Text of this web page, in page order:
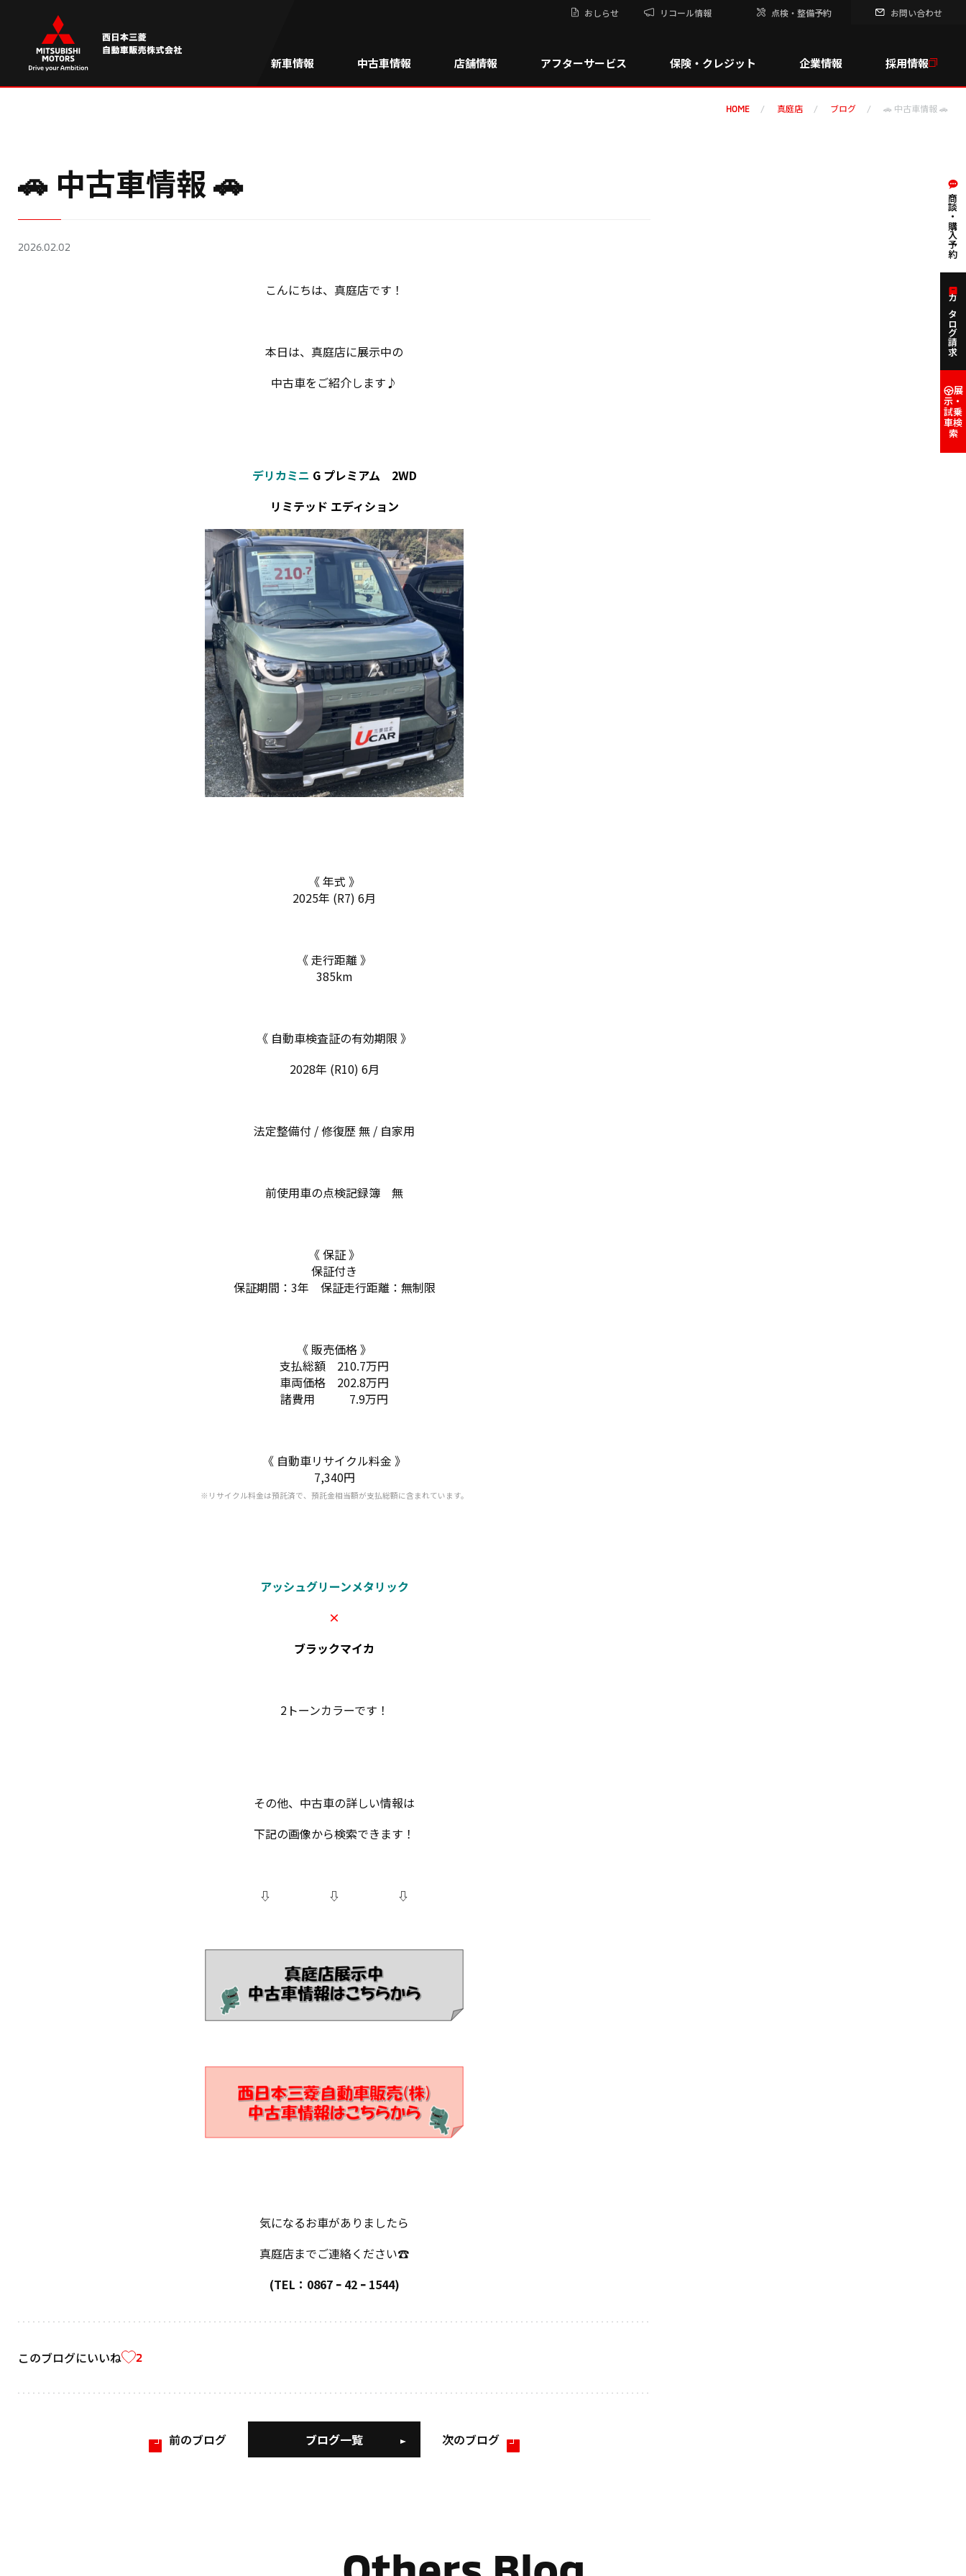
おしらせ リコール情報 点検・整備予約 お問い合わせ
新車情報 中古車情報 店舗情報 アフターサービス 保険・クレジット 企業情報 採用情報
HOME 真庭店 ブログ 🚗 中古車情報 🚗
🚗 中古車情報 🚗
2026.02.02
こんにちは、真庭店です！
本日は、真庭店に展示中の
中古車をご紹介します♪
デリカミニ G プレミアム 2WD
リミテッド エディション
《 年式 》
2025年 (R7) 6月
《 走行距離 》
385km
《 自動車検査証の有効期限 》
2028年 (R10) 6月
法定整備付 / 修復歴 無 / 自家用
前使用車の点検記録簿 無
《 保証 》
保証付き
保証期間：3年 保証走行距離：無制限
《 販売価格 》
支払総額 210.7万円
車両価格 202.8万円
諸費用 7.9万円
《 自動車リサイクル料金 》
7,340円
※リサイクル料金は預託済で、預託金相当額が支払総額に含まれています。
アッシュグリーンメタリック
×
ブラックマイカ
2トーンカラーです！
その他、中古車の詳しい情報は
下記の画像から検索できます！
⇩ ⇩ ⇩
気になるお車がありましたら
真庭店までご連絡ください☎
(TEL：0867 ｰ 42 ｰ 1544)
このブログにいいね 2
前のブログ ブログ一覧 次のブログ
商談・購入予約
カタログ請求
展
示・
試乗
車検
索